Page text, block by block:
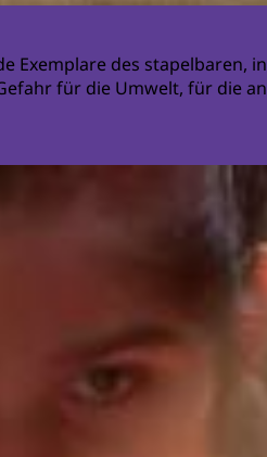
Exemplare des stapelbaren,
für die Umwelt, für die